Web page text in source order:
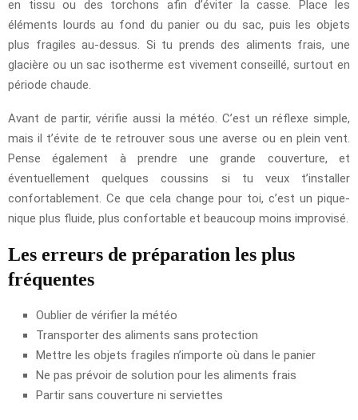
en tissu ou des torchons afin d’éviter la casse. Place les
éléments lourds au fond du panier ou du sac, puis les objets
plus fragiles au-dessus. Si tu prends des aliments frais, une
glacière ou un sac isotherme est vivement conseillé, surtout en
période chaude.
Avant de partir, vérifie aussi la météo. C’est un réflexe simple,
mais il t’évite de te retrouver sous une averse ou en plein vent.
Pense également à prendre une grande couverture, et
éventuellement quelques coussins si tu veux t’installer
confortablement. Ce que cela change pour toi, c’est un pique-
nique plus fluide, plus confortable et beaucoup moins improvisé.
Les erreurs de préparation les plus
fréquentes
Oublier de vérifier la météo
Transporter des aliments sans protection
Mettre les objets fragiles n’importe où dans le panier
Ne pas prévoir de solution pour les aliments frais
Partir sans couverture ni serviettes